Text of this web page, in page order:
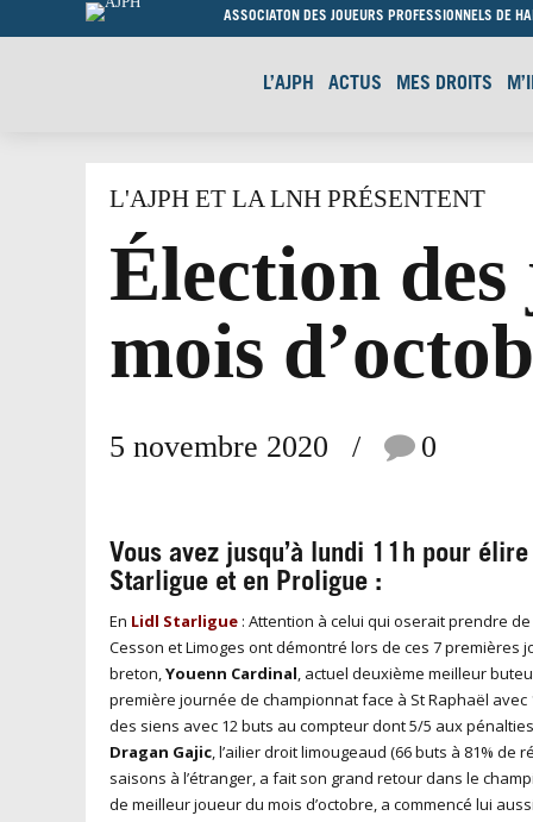
ASSOCIATON DES JOUEURS PROFESSIONNELS DE
L’AJPH ACTUS MES DROITS
L'AJPH ET LA LNH PRÉSENTENT
Élection
mois
5 novembre 2020 0
Vous avez jusqu’à lundi 11h pour
Starligue et en Proligue :
En Lidl Starligue : Attention à celui qui oserait prendre
Cesson et Limoges ont démontré lors de ces 7 premières
breton,Youenn Cardinal, actuel deuxième meilleur
première journée de championnat face à St Raphaël
des siens avec 12 buts au compteur dont 5/5 aux
Dragan Gajic, l’ailier droit limougeaud (66 buts à 81%
saisons à l’étranger, a fait son grand retour dans le
de meilleur joueur du mois d’octobre, a commencé lui